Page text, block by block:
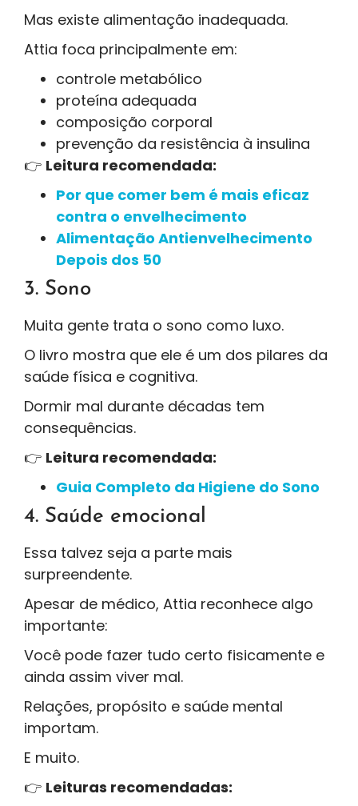
Mas existe alimentação inadequada.
Attia foca principalmente em:
controle metabólico
proteína adequada
composição corporal
prevenção da resistência à insulina
👉 Leitura recomendada:
Por que comer bem é mais eficaz
contra o envelhecimento
Alimentação Antienvelhecimento
Depois dos 50
3. Sono
Muita gente trata o sono como luxo.
O livro mostra que ele é um dos pilares da
saúde física e cognitiva.
Dormir mal durante décadas tem
consequências.
👉 Leitura recomendada:
Guia Completo da Higiene do Sono
4. Saúde emocional
Essa talvez seja a parte mais
surpreendente.
Apesar de médico, Attia reconhece algo
importante:
Você pode fazer tudo certo fisicamente e
ainda assim viver mal.
Relações, propósito e saúde mental
importam.
E muito.
👉 Leituras recomendadas: